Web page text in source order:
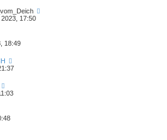
17:50
18:49